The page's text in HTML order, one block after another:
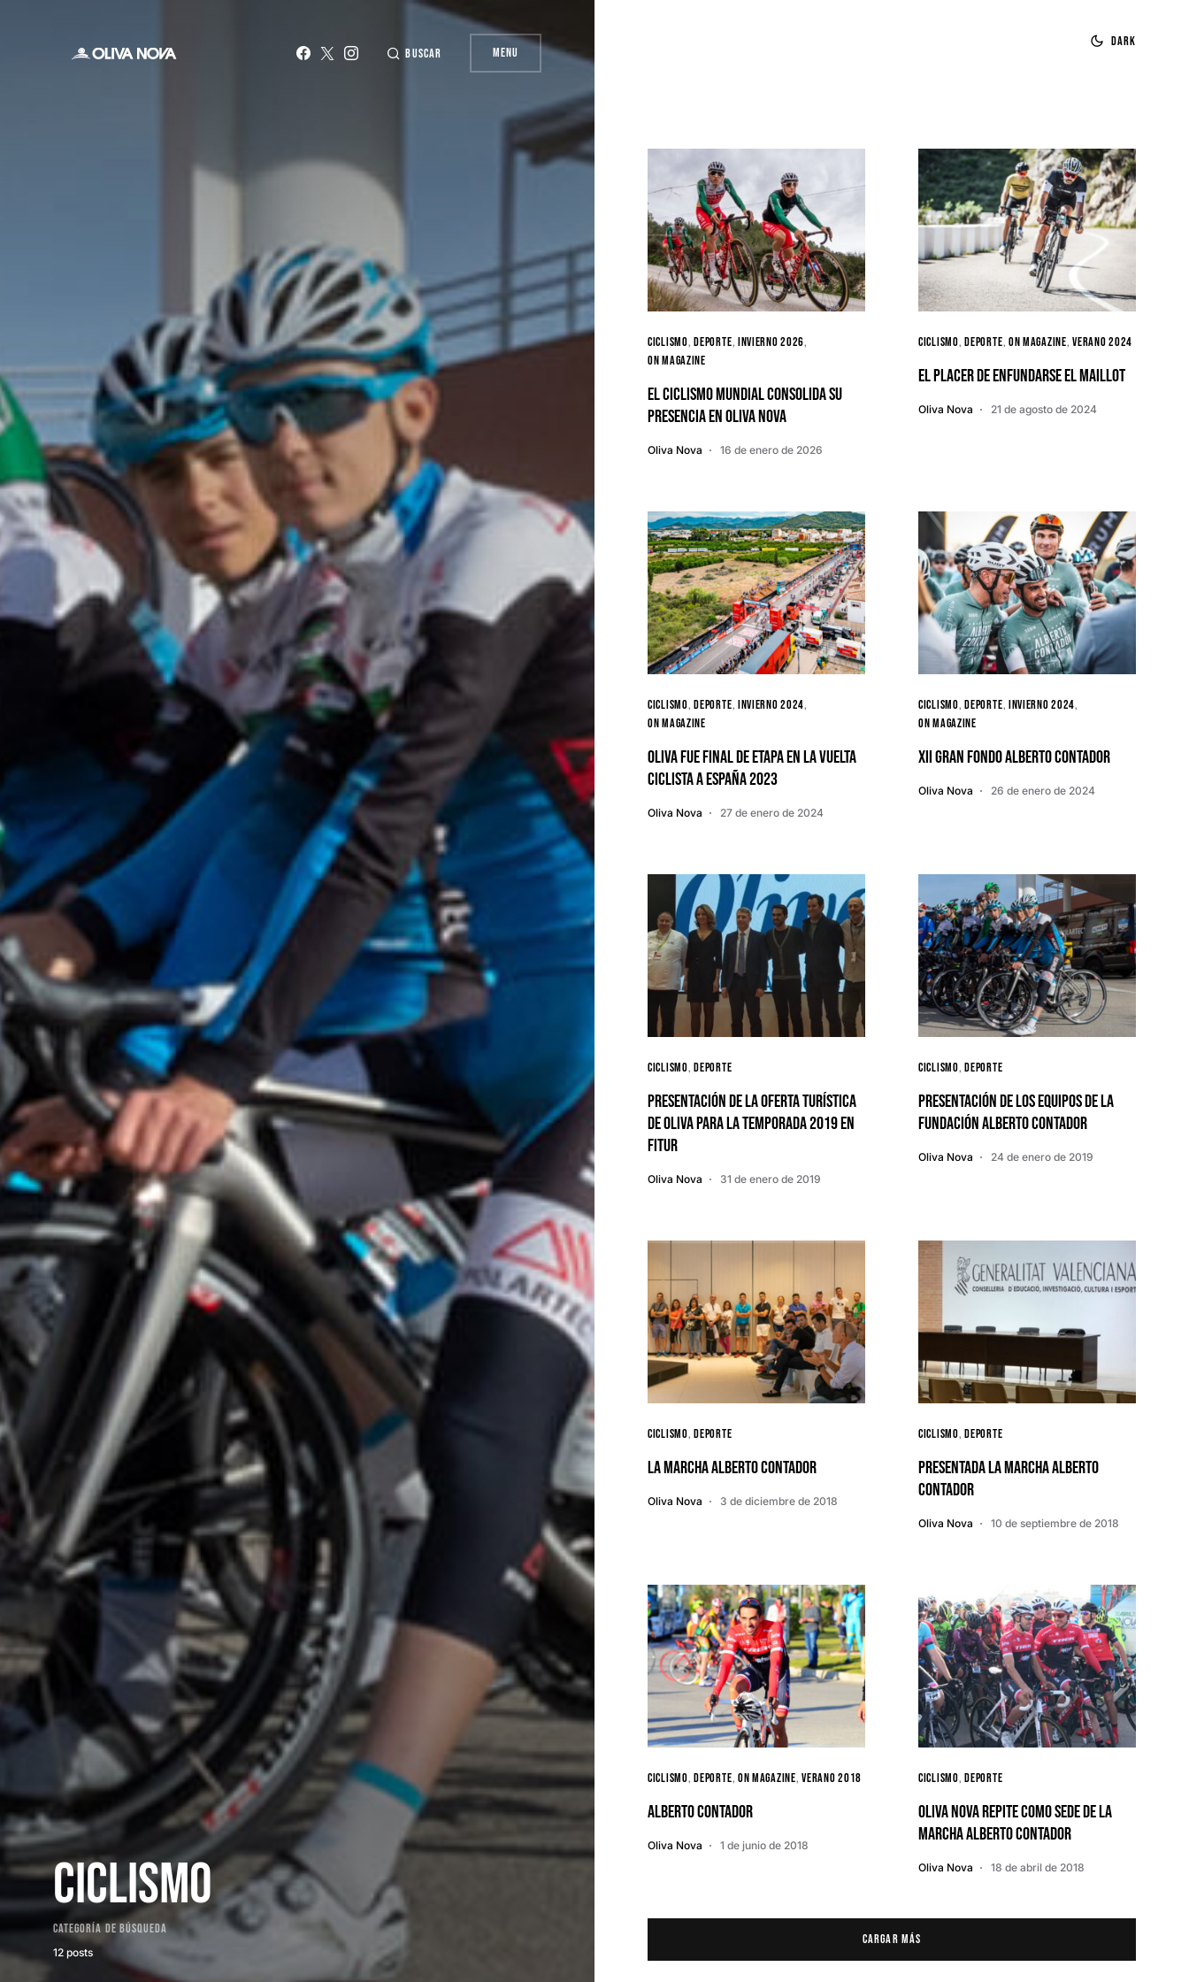
Buscar Menu
Ciclismo
Categoría de búsqueda
12 posts
Dark
Ciclismo Deporte Invierno 2026
ON MAGAZINE
El ciclismo mundial consolida su
presencia en Oliva Nova
Oliva Nova 16 de enero de 2026
Ciclismo Deporte ON MAGAZINE Verano 2024
El placer de enfundarse el maillot
Oliva Nova 21 de agosto de 2024
Ciclismo Deporte Invierno 2024
ON MAGAZINE
Oliva fue final de etapa en la Vuelta
Ciclista a España 2023
Oliva Nova 27 de enero de 2024
Ciclismo Deporte Invierno 2024
ON MAGAZINE
XII Gran fondo Alberto Contador
Oliva Nova 26 de enero de 2024
Ciclismo Deporte
Presentación de la oferta turística
de Oliva para la temporada 2019 en
FITUR
Oliva Nova 31 de enero de 2019
Ciclismo Deporte
Presentación de los equipos de la
Fundación Alberto Contador
Oliva Nova 24 de enero de 2019
Ciclismo Deporte
La Marcha Alberto Contador
Oliva Nova 3 de diciembre de 2018
Ciclismo Deporte
Presentada la Marcha Alberto
Contador
Oliva Nova 10 de septiembre de 2018
Ciclismo Deporte ON MAGAZINE Verano 2018
Alberto Contador
Oliva Nova 1 de junio de 2018
Ciclismo Deporte
Oliva Nova repite como sede de la
Marcha Alberto Contador
Oliva Nova 18 de abril de 2018
Cargar más